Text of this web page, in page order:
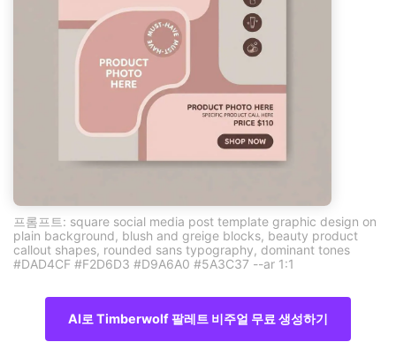
프롬프트: square social media post template graphic design on
plain background, blush and greige blocks, beauty product
callout shapes, rounded sans typography, dominant tones
#DAD4CF #F2D6D3 #D9A6A0 #5A3C37 --ar 1:1
AI로 Timberwolf 팔레트 비주얼 무료 생성하기